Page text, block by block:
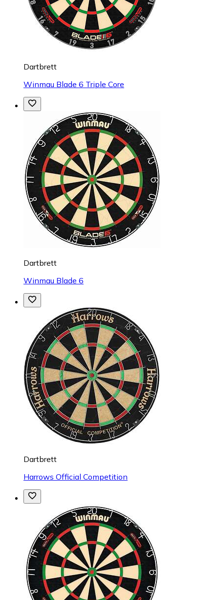
Dartbrett
Winmau Blade 6 Triple Core
Dartbrett
Winmau Blade 6
Dartbrett
Harrows Official Competition